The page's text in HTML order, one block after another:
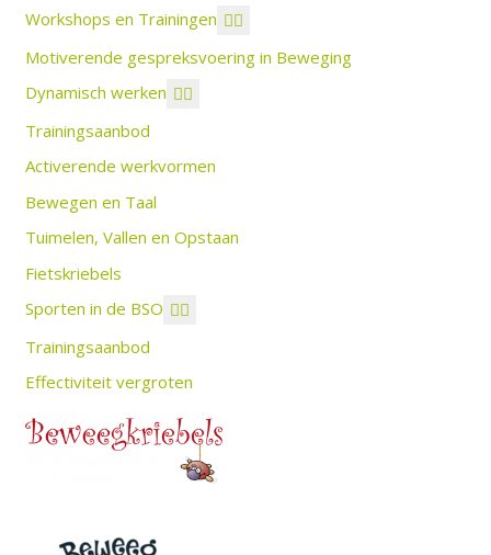
Workshops en Trainingen
Motiverende gespreksvoering in Beweging
Dynamisch werken
Trainingsaanbod
Activerende werkvormen
Bewegen en Taal
Tuimelen, Vallen en Opstaan
Fietskriebels
Sporten in de BSO
Trainingsaanbod
Effectiviteit vergroten